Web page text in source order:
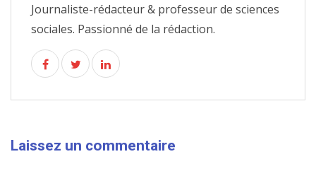
Journaliste-rédacteur & professeur de sciences
sociales. Passionné de la rédaction.
Laissez un commentaire